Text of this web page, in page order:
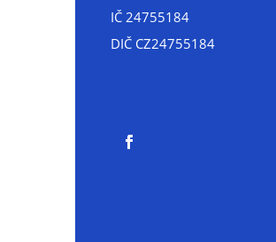
IČ 24755184
DIČ CZ24755184